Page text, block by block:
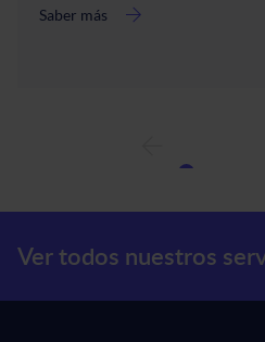
Saber más
acerca
Best
Menú Prefooter
Ver todos nuestros